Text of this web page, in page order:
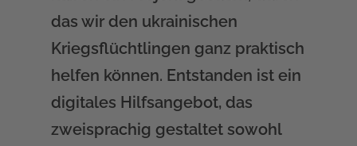
das wir den ukrainischen
Kriegsflüchtlingen ganz praktisch
helfen können. Entstanden ist ein
digitales Hilfsangebot, das
zweisprachig gestaltet sowohl